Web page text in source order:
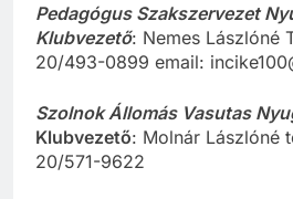
Pedagógus Szakszervezet
Klubvezető: Nemes Lászlóné
20/493-0899 email:
Szolnok Állomás Vasutas
Klubvezető: Molnár Lászlóné
20/571-9622